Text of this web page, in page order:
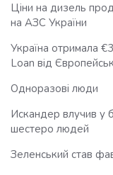
Ціни на дизель
на АЗС України
Україна отримала
Loan від
Одноразові люди
Искандер влучив у
шестеро людей
Зеленський став